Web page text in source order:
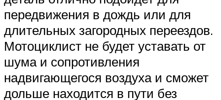
передвижения в дождь или для
длительных загородных переездов.
Мотоциклист не будет уставать от
шума и сопротивления
надвигающегося воздуха и сможет
дольше находится в пути без